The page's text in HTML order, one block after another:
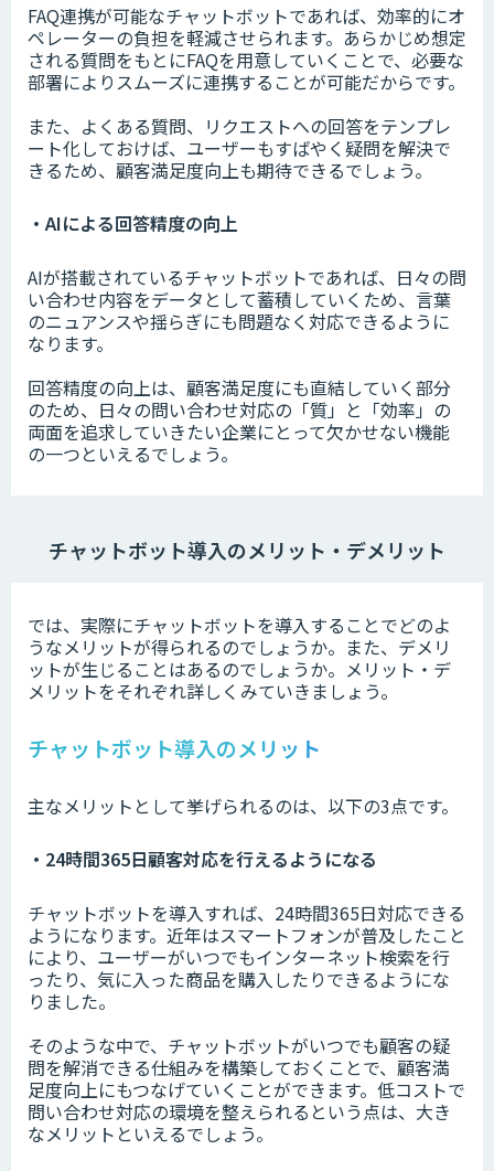
FAQ連携が可能なチャットボットであれば、効率的にオ
ペレーターの負担を軽減させられます。あらかじめ想定
される質問をもとにFAQを用意していくことで、必要な
部署によりスムーズに連携することが可能だからです。
また、よくある質問、リクエストへの回答をテンプレ
ート化しておけば、ユーザーもすばやく疑問を解決で
きるため、顧客満足度向上も期待できるでしょう。
・AIによる回答精度の向上
AIが搭載されているチャットボットであれば、日々の問
い合わせ内容をデータとして蓄積していくため、言葉
のニュアンスや揺らぎにも問題なく対応できるように
なります。
回答精度の向上は、顧客満足度にも直結していく部分
のため、日々の問い合わせ対応の「質」と「効率」の
両面を追求していきたい企業にとって欠かせない機能
の一つといえるでしょう。
チャットボット導入のメリット・デメリット
では、実際にチャットボットを導入することでどのよ
うなメリットが得られるのでしょうか。また、デメリ
ットが生じることはあるのでしょうか。メリット・デ
メリットをそれぞれ詳しくみていきましょう。
チャットボット導入のメリット
主なメリットとして挙げられるのは、以下の3点です。
・24時間365日顧客対応を行えるようになる
チャットボットを導入すれば、24時間365日対応できる
ようになります。近年はスマートフォンが普及したこと
により、ユーザーがいつでもインターネット検索を行
ったり、気に入った商品を購入したりできるようにな
りました。
そのような中で、チャットボットがいつでも顧客の疑
問を解消できる仕組みを構築しておくことで、顧客満
足度向上にもつなげていくことができます。低コストで
問い合わせ対応の環境を整えられるという点は、大き
なメリットといえるでしょう。